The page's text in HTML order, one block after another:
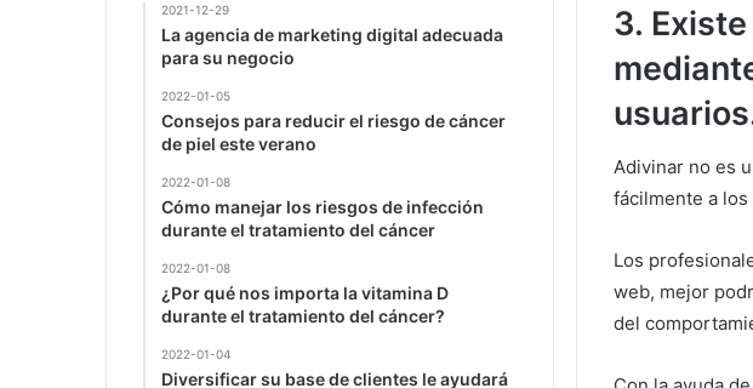
3.
Adivinar no es
fácilmente a
Los
web, mejor
del
2021-12-29
La agencia de marketing digital adecuada
para su negocio
2022-01-05
Consejos para reducir el riesgo de cáncer
de piel este verano
2022-01-08
Cómo manejar los riesgos de infección
durante el tratamiento del cáncer
2022-01-08
¿Por qué nos importa la vitamina D
durante el tratamiento del cáncer?
2022-01-04
Diversificar su base de clientes le ayudará